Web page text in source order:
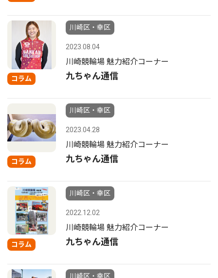
コラム
川崎区・幸区
2023.08.04
川崎競輪場 魅力紹介コーナー
九ちゃん通信
コラム
川崎区・幸区
2023.04.28
川崎競輪場 魅力紹介コーナー
九ちゃん通信
コラム
川崎区・幸区
2022.12.02
川崎競輪場 魅力紹介コーナー
九ちゃん通信
川崎区・幸区